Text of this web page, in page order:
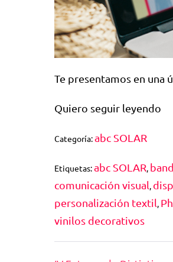
Te presentamos en una
Quiero seguir leyendo
Categoría:abc SOLAR
Etiquetas:abc SOLAR,
comunicación visual,
personalización textil,
vinilos decorativos